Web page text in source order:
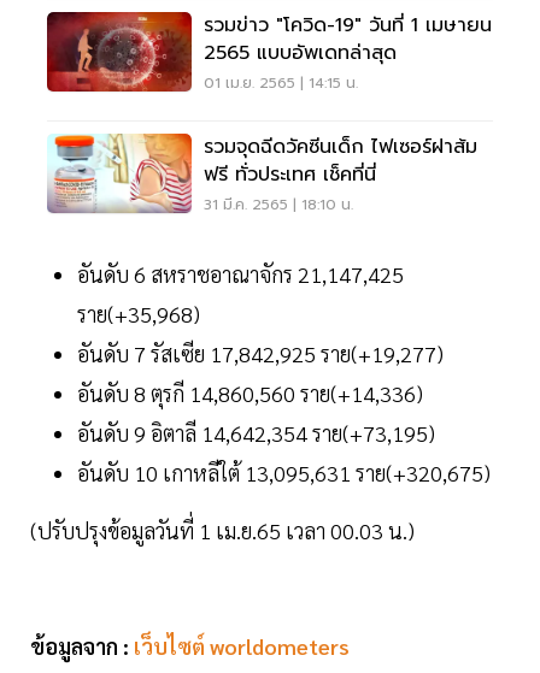
รวมข่าว "โควิด-19" วันที่ 1 เมษายน
2565 แบบอัพเดทล่าสุด
01 เม.ย. 2565 | 14:15 น.
รวมจุดฉีดวัคซีนเด็ก ไฟเซอร์ฝาส้ม
ฟรี ทั่วประเทศ เช็คที่นี่
31 มี.ค. 2565 | 18:10 น.
อันดับ 6 สหราชอาณาจักร 21,147,425
ราย(+35,968)
อันดับ 7 รัสเซีย 17,842,925 ราย(+19,277)
อันดับ 8 ตุรกี 14,860,560 ราย(+14,336)
อันดับ 9 อิตาลี 14,642,354 ราย(+73,195)
อันดับ 10 เกาหลีใต้ 13,095,631 ราย(+320,675)
(ปรับปรุงข้อมูลวันที่ 1 เม.ย.65 เวลา 00.03 น.)
ข้อมูลจาก : เว็บไซต์ worldometers